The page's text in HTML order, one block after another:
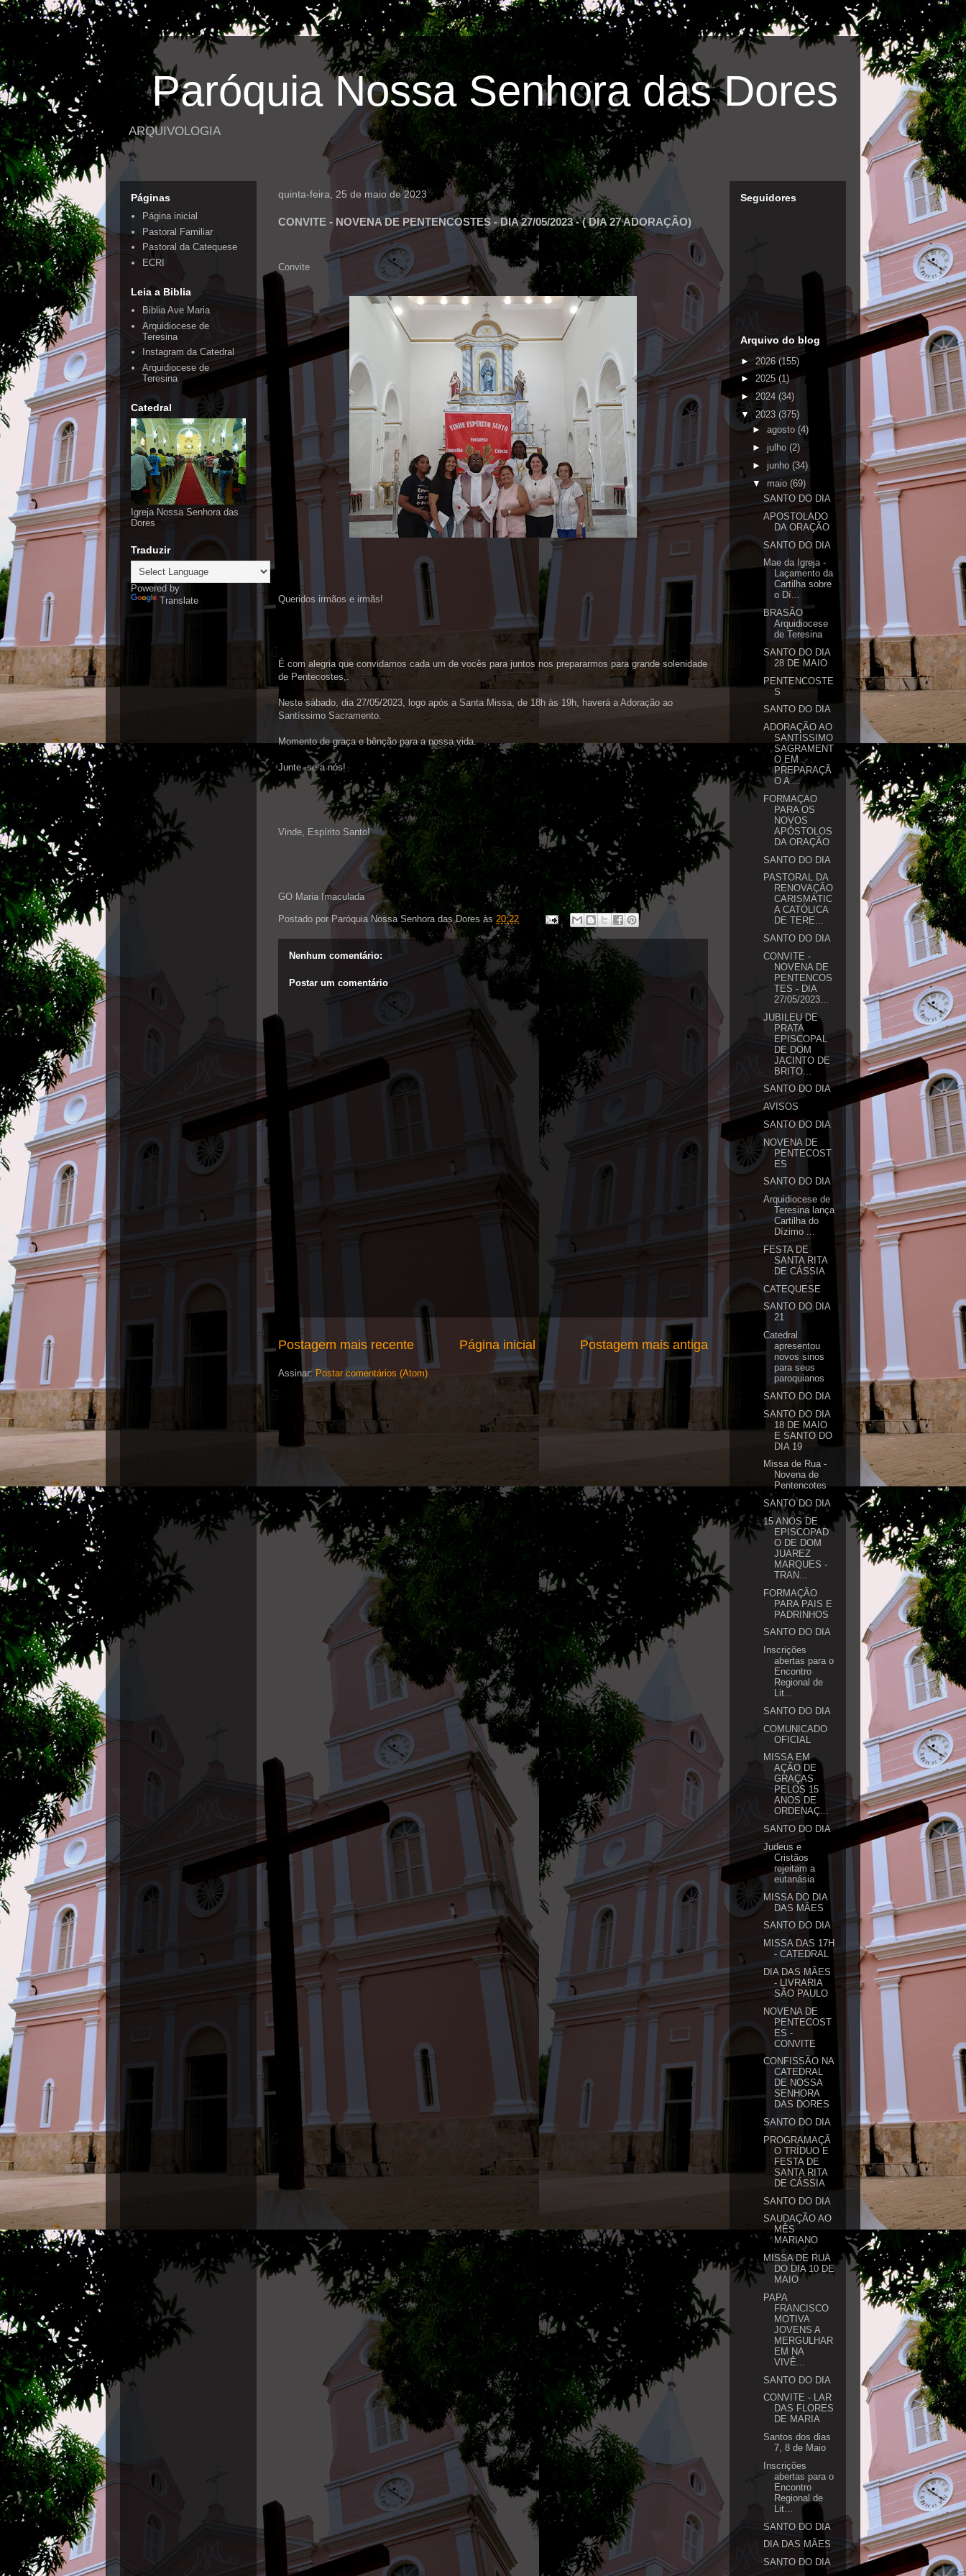
Paróquia Nossa Senhora das Dores
ARQUIVOLOGIA
quinta-feira, 25 de maio de 2023
CONVITE - NOVENA DE PENTENCOSTES - DIA 27/05/2023 - ( DIA 27 ADORAÇÃO)
Convite
Queridos irmãos e irmãs!
É com alegria que convidamos cada um de vocês para juntos nos prepararmos para grande solenidade
de Pentecostes,.
Neste sábado, dia 27/05/2023, logo após a Santa Missa, de 18h às 19h, haverá a Adoração ao
Santíssimo Sacramento.
Momento de graça e bênção para a nossa vida.
Junte -se a nós!
Vinde, Espírito Santo!
GO Maria Imaculada
Postado por Paróquia Nossa Senhora das Dores às 20:22
Nenhum comentário:
Postar um comentário
Postagem mais recente Postagem mais antiga
Página inicial
Assinar: Postar comentários (Atom)
Páginas
Página inicial
Pastoral Familiar
Pastoral da Catequese
ECRI
Leia a Biblia
Biblia Ave Maria
Arquidiocese de
Teresina
Instagram da Catedral
Arquidiocese de
Teresina
Catedral
Igreja Nossa Senhora das
Dores
Traduzir
Powered by
Translate
Seguidores
Arquivo do blog
►2026(155)
► 2025 (1)
► 2024 (34)
▼2023 (375)
► agosto (4)
► julho (2)
► junho (34)
▼ maio (69)
SANTO DO DIA
APOSTOLADO
DA ORAÇÃO
SANTO DO DIA
Mae da Igreja -
Laçamento da
Cartilha sobre
o Dí...
BRASÃO
Arquidiocese
de Teresina
SANTO DO DIA
28 DE MAIO
PENTENCOSTE
S
SANTO DO DIA
ADORAÇÃO AO
SANTÍSSIMO
SAGRAMENT
O EM
PREPARAÇÃ
O A ...
FORMAÇAO
PARA OS
NOVOS
APÓSTOLOS
DA ORAÇÃO
SANTO DO DIA
PASTORAL DA
RENOVAÇÃO
CARISMÁTIC
A CATÓLICA
DE TERE...
SANTO DO DIA
CONVITE -
NOVENA DE
PENTENCOS
TES - DIA
27/05/2023...
JUBILEU DE
PRATA
EPISCOPAL
DE DOM
JACINTO DE
BRITO...
SANTO DO DIA
AVISOS
SANTO DO DIA
NOVENA DE
PENTECOST
ES
SANTO DO DIA
Arquidiocese de
Teresina lança
Cartilha do
Dízimo ...
FESTA DE
SANTA RITA
DE CÁSSIA
CATEQUESE
SANTO DO DIA
21
Catedral
apresentou
novos sinos
para seus
paroquianos
SANTO DO DIA
SANTO DO DIA
18 DE MAIO
E SANTO DO
DIA 19
Missa de Rua -
Novena de
Pentencotes
SANTO DO DIA
15 ANOS DE
EPISCOPAD
O DE DOM
JUAREZ
MARQUES -
TRAN...
FORMAÇÃO
PARA PAIS E
PADRINHOS
SANTO DO DIA
Inscrições
abertas para o
Encontro
Regional de
Lit...
SANTO DO DIA
COMUNICADO
OFICIAL
MISSA EM
AÇÃO DE
GRAÇAS
PELOS 15
ANOS DE
ORDENAÇ...
SANTO DO DIA
Judeus e
Cristãos
rejeitam a
eutanásia
MISSA DO DIA
DAS MÃES
SANTO DO DIA
MISSA DAS 17H
- CATEDRAL
DIA DAS MÃES
- LIVRARIA
SÃO PAULO
NOVENA DE
PENTECOST
ES -
CONVITE
CONFISSÃO NA
CATEDRAL
DE NOSSA
SENHORA
DAS DORES
SANTO DO DIA
PROGRAMAÇÃ
O TRÍDUO E
FESTA DE
SANTA RITA
DE CÁSSIA
SANTO DO DIA
SAUDAÇÃO AO
MÊS
MARIANO
MISSA DE RUA
DO DIA 10 DE
MAIO
PAPA
FRANCISCO
MOTIVA
JOVENS A
MERGULHAR
EM NA
VIVÊ...
SANTO DO DIA
CONVITE - LAR
DAS FLORES
DE MARIA
Santos dos dias
7, 8 de Maio
Inscrições
abertas para o
Encontro
Regional de
Lit...
SANTO DO DIA
DIA DAS MÃES
SANTO DO DIA